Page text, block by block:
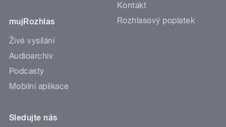
mujRozhlas
Živé vysílání
Audioarchiv
Podcasty
Mobilní aplikace
Kontakt
Rozhlasový poplatek
Sledujte nás